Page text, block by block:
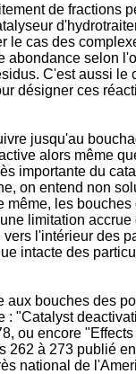
de
cas des
selon
C'est aussi
désigner ces
jusqu'au
alors même
importante du
on entend non
les
limitation
l'intérieur des
intacte des
bouches des
"Catalyst
ou encore
à 273 publié
national de